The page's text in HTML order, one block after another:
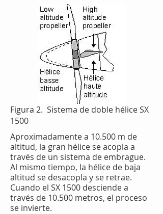
Figura 2. Sistema de doble hélice SX
1500
Aproximadamente a 10.500 m de
altitud, la gran hélice se acopla a
través de un sistema de embrague.
Al mismo tiempo, la hélice de baja
altitud se desacopla y se retrae.
Cuando el SX 1500 desciende a
través de 10.500 metros, el proceso
se invierte.